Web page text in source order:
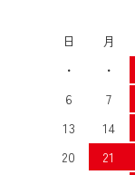
日 月
・
・
6
7
13
14
20
21